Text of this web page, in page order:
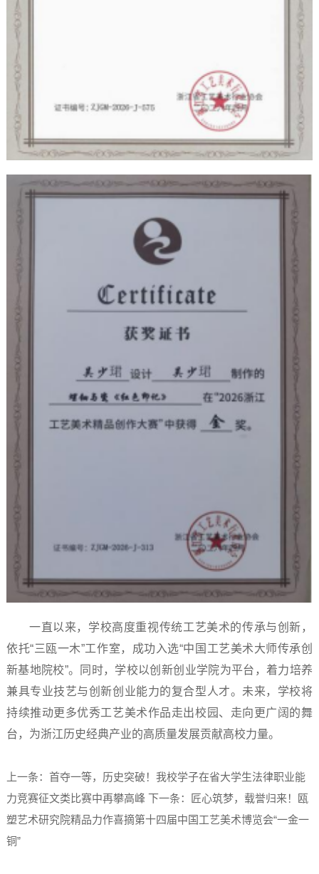
一直以来，学校高度重视传统工艺美术的传承与创新，
依托“三瓯一木”工作室，成功入选“中国工艺美术大师传承创
新基地院校”。同时，学校以创新创业学院为平台，着力培养
兼具专业技艺与创新创业能力的复合型人才。未来，学校将
持续推动更多优秀工艺美术作品走出校园、走向更广阔的舞
台，为浙江历史经典产业的高质量发展贡献高校力量。
上一条：首夺一等，历史突破！我校学子在省大学生法律职业能
力竞赛征文类比赛中再攀高峰 下一条：匠心筑梦，载誉归来！瓯
塑艺术研究院精品力作喜摘第十四届中国工艺美术博览会“一金一
铜”